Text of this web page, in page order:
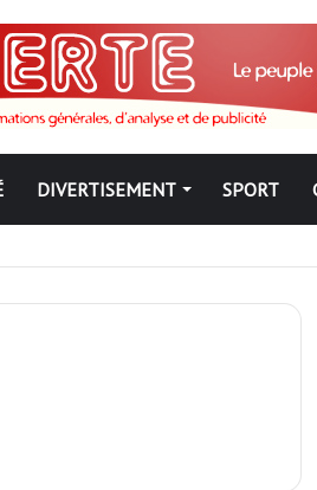
DIVERTISEMENT SPORT
; les Togolais disent non et sont vent